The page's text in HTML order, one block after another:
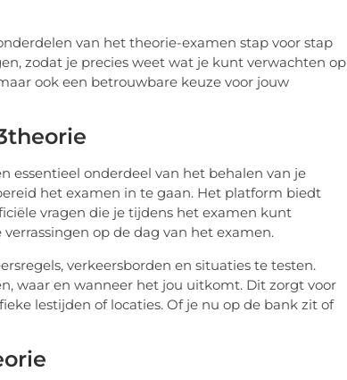
van het theorie-examen stap voor stap
zodat je precies weet wat je kunt verwachten op
ook een betrouwbare keuze voor jouw
essentieel onderdeel van het behalen van je
het examen in te gaan. Het platform biedt
vragen die je tijdens het examen kunt
op de dag van het examen.
verkeersborden en situaties te testen.
waar en wanneer het jou uitkomt. Dit zorgt voor
lestijden of locaties. Of je nu op de bank zit of